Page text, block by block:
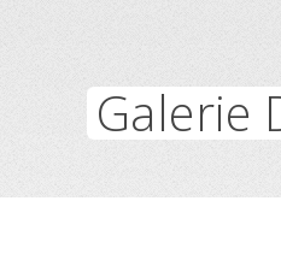
Galerie